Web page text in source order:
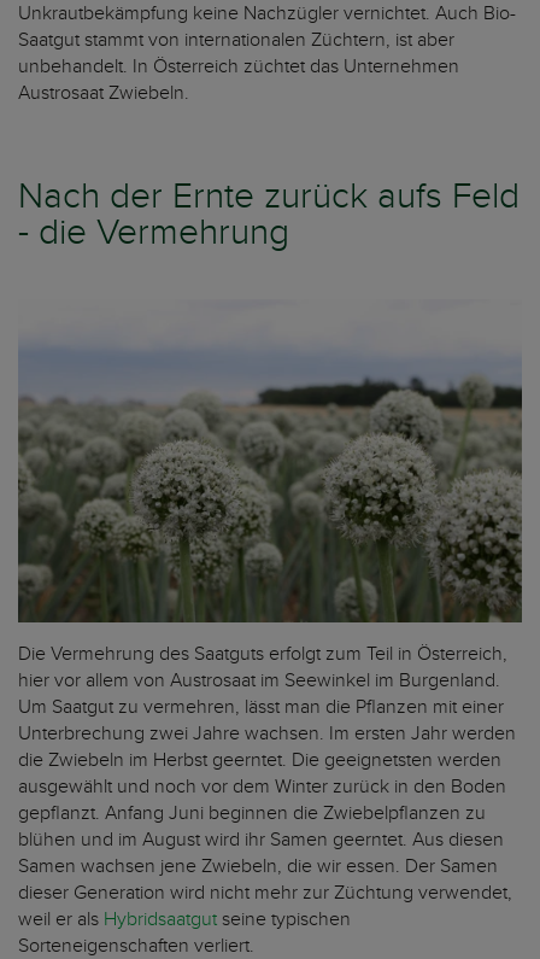
Unkrautbekämpfung keine Nachzügler vernichtet. Auch Bio-
Saatgut stammt von internationalen Züchtern, ist aber
unbehandelt. In Österreich züchtet das Unternehmen
Austrosaat Zwiebeln.
Nach der Ernte zurück aufs Feld
- die Vermehrung
Die Vermehrung des Saatguts erfolgt zum Teil in Österreich,
hier vor allem von Austrosaat im Seewinkel im Burgenland.
Um Saatgut zu vermehren, lässt man die Pflanzen mit einer
Unterbrechung zwei Jahre wachsen. Im ersten Jahr werden
die Zwiebeln im Herbst geerntet. Die geeignetsten werden
ausgewählt und noch vor dem Winter zurück in den Boden
gepflanzt. Anfang Juni beginnen die Zwiebelpflanzen zu
blühen und im August wird ihr Samen geerntet. Aus diesen
Samen wachsen jene Zwiebeln, die wir essen. Der Samen
dieser Generation wird nicht mehr zur Züchtung verwendet,
weil er als Hybridsaatgut seine typischen
Sorteneigenschaften verliert.